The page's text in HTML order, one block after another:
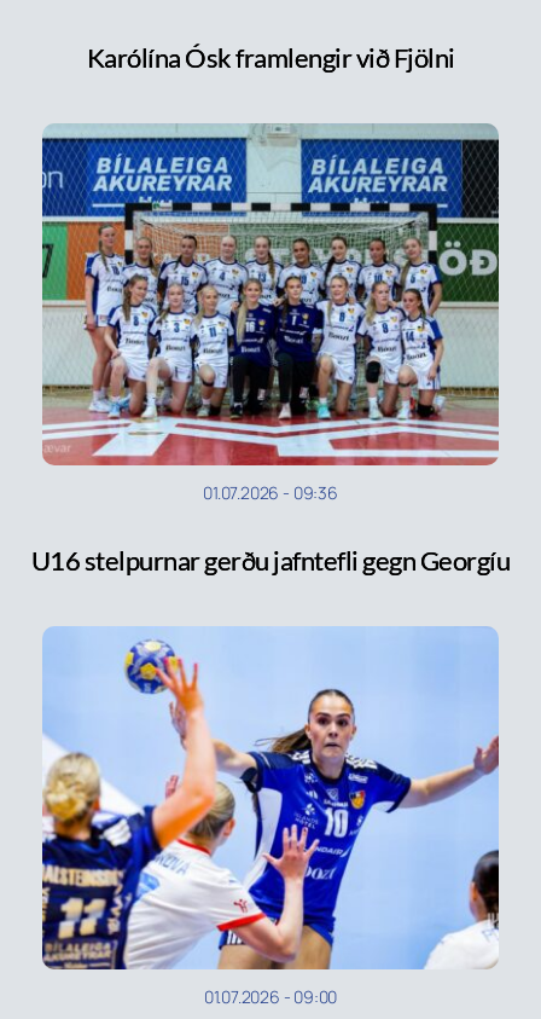
Karólína Ósk framlengir við Fjölni
01.07.2026 - 09:36
U16 stelpurnar gerðu jafntefli gegn Georgíu
01.07.2026 - 09:00